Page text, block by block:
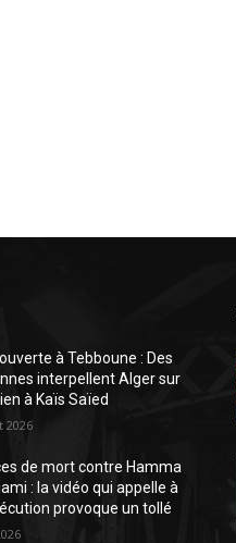
à Tebboune : Des
interpellent Alger sur
à Kaïs Saïed
2026
de mort contre Hamma
: la vidéo qui appelle à
provoque un tollé